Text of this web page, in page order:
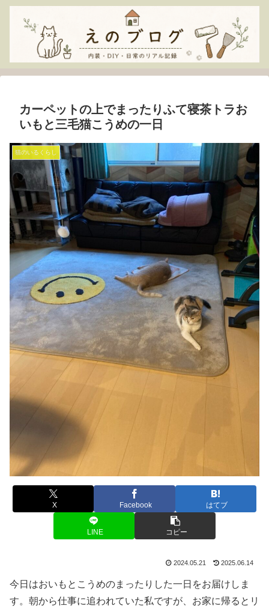
カーペットの上でまったりふて寝茶トラお
いもと三毛猫こうめの一日
猫のいるくらし
X Facebook はてブ
LINE コピー
2024.05.21 2025.06.14
今日はおいもとこうめのまったりした一日をお届けしま
す。朝から仕事に追われていた私ですが、お家に帰るとリ